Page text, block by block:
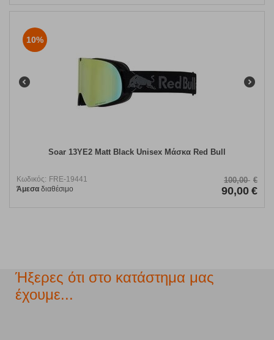
10%
Soar 13YE2 Matt Black Unisex Μάσκα Red Bull
Κωδικός: FRE-19441
Άμεσα διαθέσιμο
100,00 €
90,00 €
Ήξερες ότι στο κατάστημα μας
έχουμε...